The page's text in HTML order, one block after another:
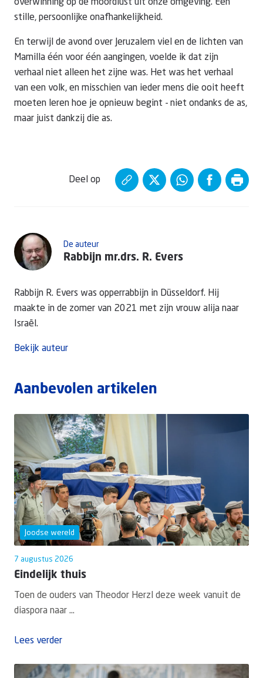
overwinning op de moordlust uit onze omgeving. Een
stille, persoonlijke onafhankelijkheid.
En terwijl de avond over Jeruzalem viel en de lichten van
Mamilla één voor één aangingen, voelde ik dat zijn
verhaal niet alleen het zijne was. Het was het verhaal
van een volk, en misschien van ieder mens die ooit heeft
moeten leren hoe je opnieuw begint - niet ondanks de as,
maar juist dankzij die as.
De auteur
Rabbijn mr.drs. R. Evers
Rabbijn R. Evers was opperrabbijn in Düsseldorf. Hij
maakte in de zomer van 2021 met zijn vrouw alija naar
Israël.
Bekijk auteur
Deel op
Aanbevolen artikelen
Joodse wereld
7 augustus 2026
Eindelijk thuis
Toen de ouders van Theodor Herzl deze week vanuit de
diaspora naar ...
Lees verder